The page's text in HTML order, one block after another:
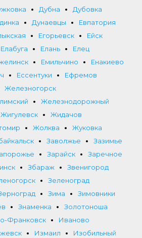
Дубна
Дубовка
Дунаевцы
Евпатория
Егорьевск
Ейск
Елабуга Елань
Елец
Емильчино
Енакиево
Ессентуки
Ефремов
Железногорск
Железнодорожный
Жигулевск
Жидачов
Жолква
Жуковка
Заволжье
Зазимье
Зарайск
Заречное
Збараж
Звенигород
Зеленоград
Зима
Зимовники
Знаменка
Золотоноша
Франковск
Иваново
Измаил
Изобильный